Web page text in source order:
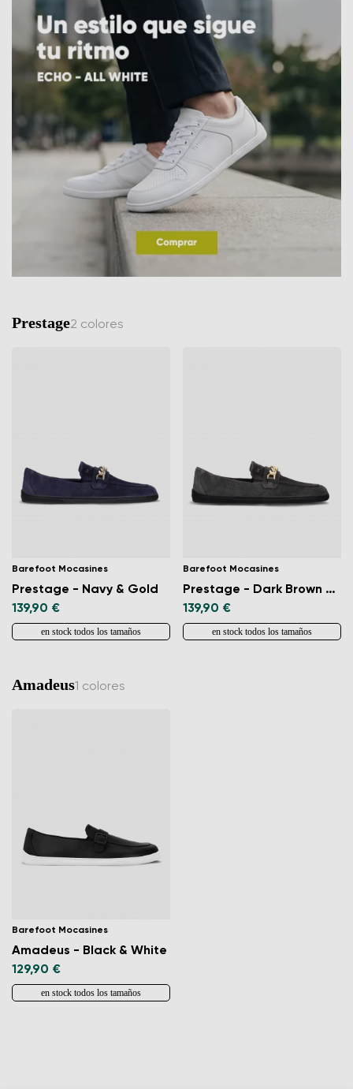
Prestage2 colores
Barefoot Mocasines
Prestage - Navy & Gold
139,90 €
en stock todos los tamaños
Barefoot Mocasines
Prestage - Dark Brown & Gold
139,90 €
en stock todos los tamaños
Amadeus1 colores
Barefoot Mocasines
Amadeus - Black & White
129,90 €
en stock todos los tamaños